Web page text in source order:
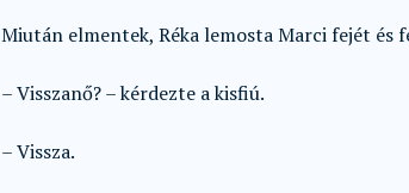
Miután elmentek, Réka lemosta Marci fejét
– Visszanő? – kérdezte a kisfiú.
– Vissza.